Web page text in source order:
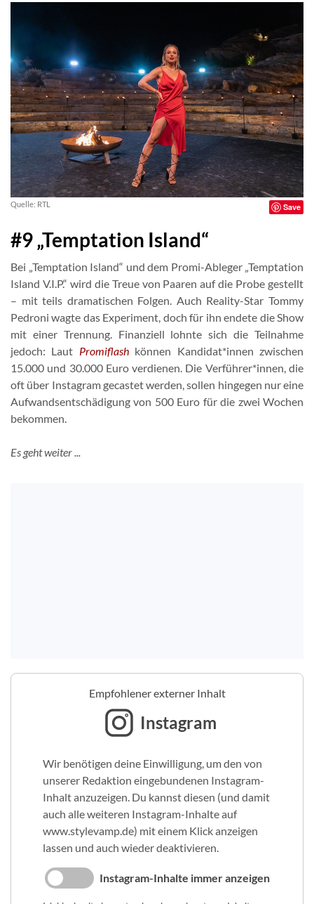
Quelle: RTL Save
#9 „Temptation Island“
Bei „Temptation Island“ und dem Promi-Ableger „Temptation
Island V.I.P.“ wird die Treue von Paaren auf die Probe gestellt
– mit teils dramatischen Folgen. Auch Reality-Star Tommy
Pedroni wagte das Experiment, doch für ihn endete die Show
mit einer Trennung. Finanziell lohnte sich die Teilnahme
jedoch: Laut Promiflashkönnen Kandidat*innen zwischen
15.000 und 30.000 Euro verdienen. Die Verführer*innen, die
oft über Instagram gecastet werden, sollen hingegen nur eine
Aufwandsentschädigung von 500 Euro für die zwei Wochen
bekommen.
Es geht weiter ...
Empfohlener externer Inhalt
Instagram
Wir benötigen deine Einwilligung, um den von
unserer Redaktion eingebundenen Instagram-
Inhalt anzuzeigen. Du kannst diesen (und damit
auch alle weiteren Instagram-Inhalte auf
www.stylevamp.de) mit einem Klick anzeigen
lassen und auch wieder deaktivieren.
Instagram-Inhalte immer anzeigen